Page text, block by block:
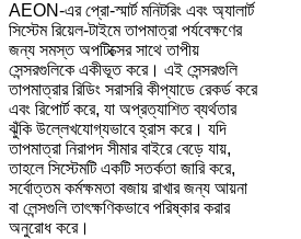
AEON-এর প্রো-স্মার্ট মনিটরিং এবং অ্যালার্ট
সিস্টেম রিয়েল-টাইমে তাপমাত্রা পর্যবেক্ষণের
জন্য সমস্ত অপটিক্সের সাথে তাপীয়
সেন্সরগুলিকে একীভূত করে। এই সেন্সরগুলি
তাপমাত্রার রিডিং সরাসরি কীপ্যাডে রেকর্ড করে
এবং রিপোর্ট করে, যা অপ্রত্যাশিত ব্যর্থতার
ঝুঁকি উল্লেখযোগ্যভাবে হ্রাস করে। যদি
তাপমাত্রা নিরাপদ সীমার বাইরে বেড়ে যায়,
তাহলে সিস্টেমটি একটি সতর্কতা জারি করে,
সর্বোত্তম কর্মক্ষমতা বজায় রাখার জন্য আয়না
বা লেন্সগুলি তাৎক্ষণিকভাবে পরিষ্কার করার
অনুরোধ করে।